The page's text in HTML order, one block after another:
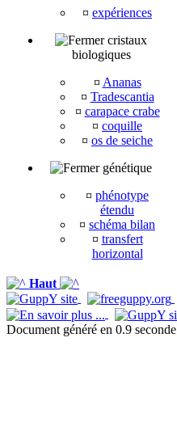
¤ expériences
cristaux
biologiques
¤ Ananas
¤ Tradescantia
¤ carapace crabe
¤ coquille
¤ os de seiche
génétique
¤ phénotype
étendu
¤ schéma bilan
¤ transfert
horizontal
Haut
Document généré en 0.9 seconde